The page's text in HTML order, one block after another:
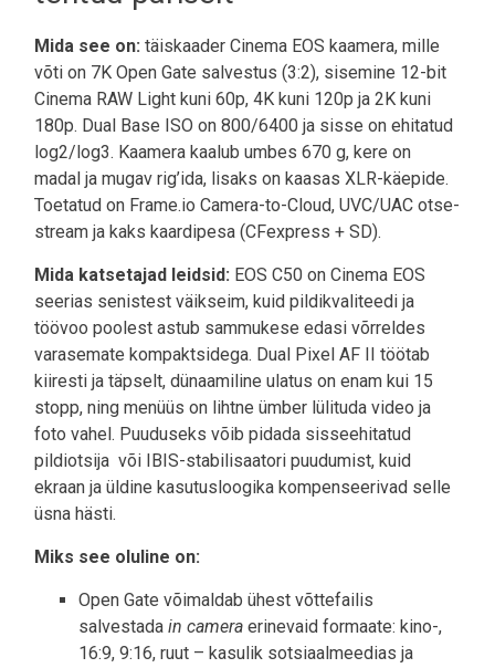
Mida see on: täiskaader Cinema EOS kaamera, mille
võti on 7K Open Gate salvestus (3:2), sisemine 12-bit
Cinema RAW Light kuni 60p, 4K kuni 120p ja 2K kuni
180p. Dual Base ISO on 800/6400 ja sisse on ehitatud
log2/log3. Kaamera kaalub umbes 670 g, kere on
madal ja mugav rig’ida, lisaks on kaasas XLR-käepide.
Toetatud on Frame.io Camera-to-Cloud, UVC/UAC otse-
stream ja kaks kaardipesa (CFexpress + SD).
Mida katsetajad leidsid: EOS C50 on Cinema EOS
seerias senistest väikseim, kuid pildikvaliteedi ja
töövoo poolest astub sammukese edasi võrreldes
varasemate kompaktsidega. Dual Pixel AF II töötab
kiiresti ja täpselt, dünaamiline ulatus on enam kui 15
stopp, ning menüüs on lihtne ümber lülituda video ja
foto vahel. Puuduseks võib pidada sisseehitatud
pildiotsija või IBIS-stabilisaatori puudumist, kuid
ekraan ja üldine kasutusloogika kompenseerivad selle
üsna hästi.
Miks see oluline on:
Open Gate võimaldab ühest võttefailis
salvestada in camera erinevaid formaate: kino-,
16:9, 9:16, ruut – kasulik sotsiaalmeedias ja